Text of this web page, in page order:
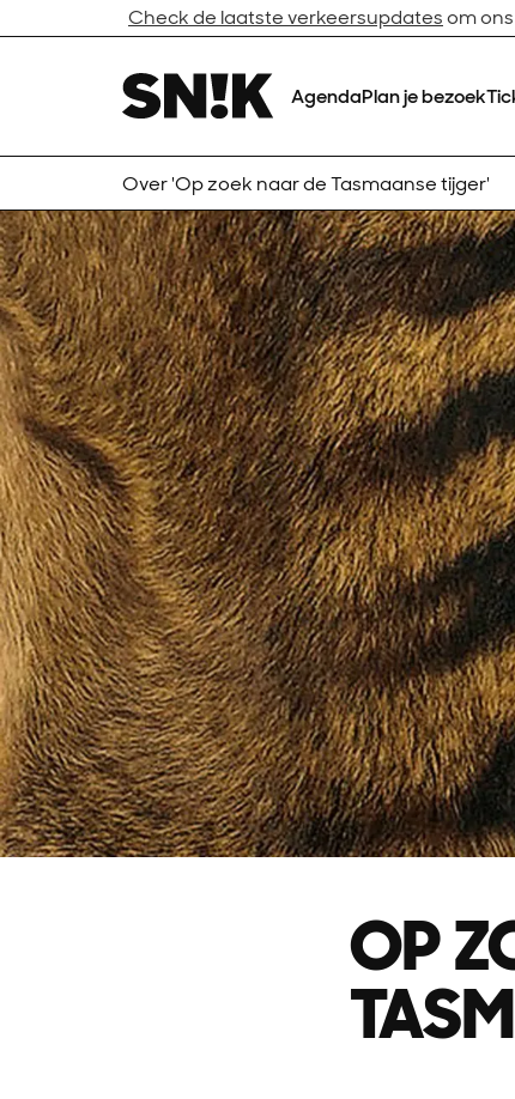
Check de laatste verkeersupdatesom
AgendaPlan je bezoek
Over 'Op zoek naar de Tasmaanse tijger'
OP